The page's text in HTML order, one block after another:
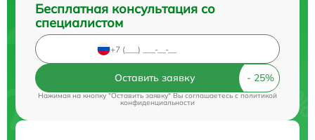
Бесплатная консультация со
специалистом
Оставить заявку
Нажимая на кнопку "Оставить заявку" Вы соглашаетесь c политикой
конфиденциальности